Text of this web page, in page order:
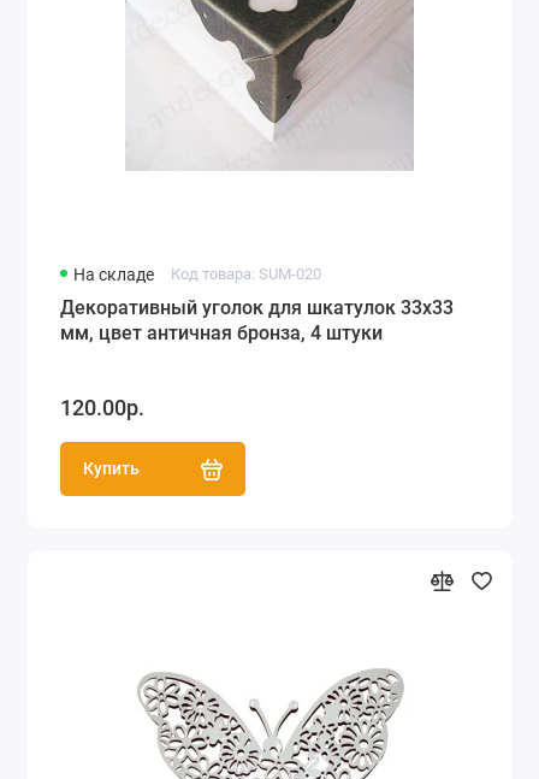
На складе Код товара: SUM-020
Декоративный уголок для шкатулок 33х33
мм, цвет античная бронза, 4 штуки
120.00р.
Купить